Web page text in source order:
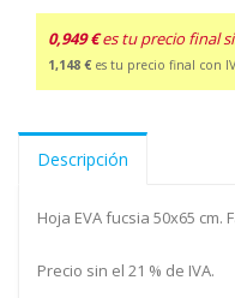
0,949 € es tu precio final
1,148 € es tu precio final con
Descripción
Hoja EVA fucsia 50x65 cm.
Precio sin el 21 % de IVA.